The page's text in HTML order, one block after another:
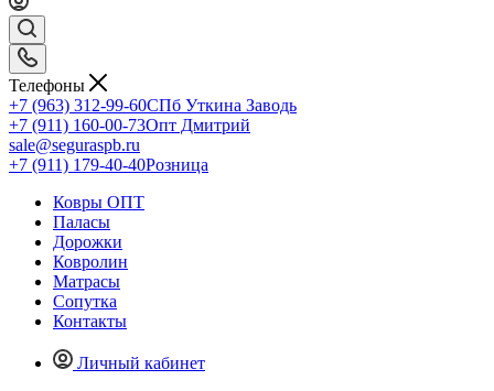
Телефоны
+7 (963) 312-99-60СПб Уткина Заводь
+7 (911) 160-00-73Опт Дмитрий
sale@seguraspb.ru
+7 (911) 179-40-40Розница
Ковры ОПТ
Паласы
Дорожки
Ковролин
Матрасы
Сопутка
Контакты
Личный кабинет